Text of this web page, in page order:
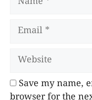
Email
Website
Save my name,